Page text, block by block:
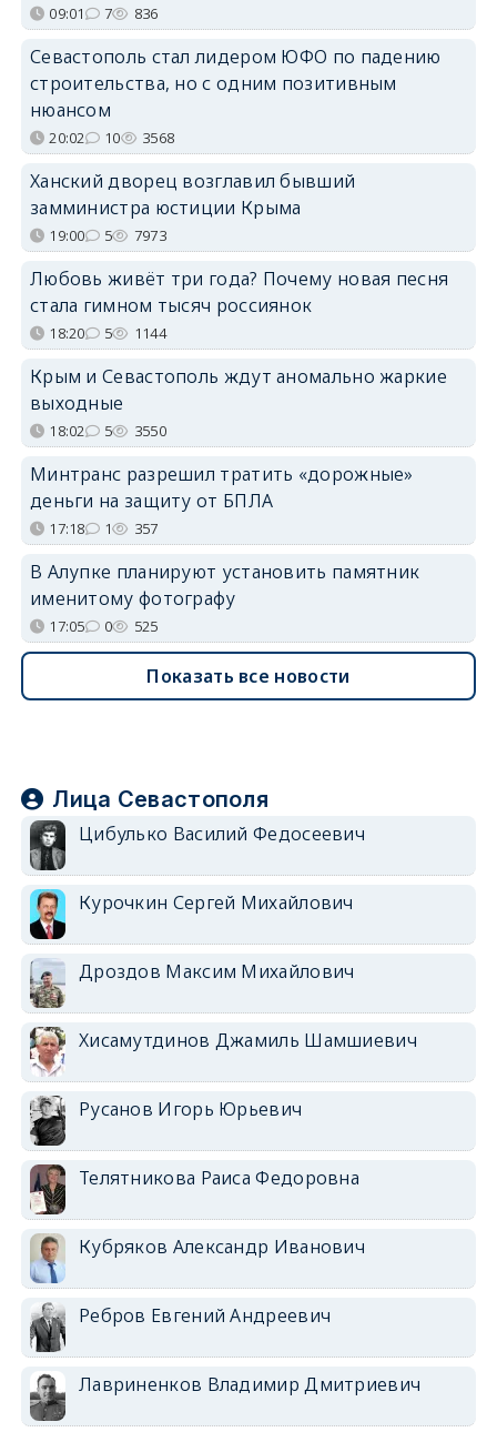
09:01 7 836
Севастополь стал лидером ЮФО по падению
строительства, но с одним позитивным
нюансом
20:02 10 3568
Ханский дворец возглавил бывший
замминистра юстиции Крыма
19:00 5 7973
Любовь живёт три года? Почему новая песня
стала гимном тысяч россиянок
18:20 5 1144
Крым и Севастополь ждут аномально жаркие
выходные
18:02 5 3550
Минтранс разрешил тратить «дорожные»
деньги на защиту от БПЛА
17:18 1 357
В Алупке планируют установить памятник
именитому фотографу
17:05 0 525
Показать все новости
Лица Севастополя
Цибулько Василий Федосеевич
Курочкин Сергей Михайлович
Дроздов Максим Михайлович
Хисамутдинов Джамиль Шамшиевич
Русанов Игорь Юрьевич
Телятникова Раиса Федоровна
Кубряков Александр Иванович
Ребров Евгений Андреевич
Лавриненков Владимир Дмитриевич